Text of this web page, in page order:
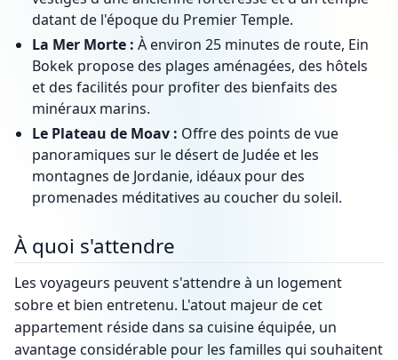
datant de l'époque du Premier Temple.
La Mer Morte : À environ 25 minutes de route, Ein
Bokek propose des plages aménagées, des hôtels
et des facilités pour profiter des bienfaits des
minéraux marins.
Le Plateau de Moav : Offre des points de vue
panoramiques sur le désert de Judée et les
montagnes de Jordanie, idéaux pour des
promenades méditatives au coucher du soleil.
À quoi s'attendre
Les voyageurs peuvent s'attendre à un logement
sobre et bien entretenu. L'atout majeur de cet
appartement réside dans sa cuisine équipée, un
avantage considérable pour les familles qui souhaitent